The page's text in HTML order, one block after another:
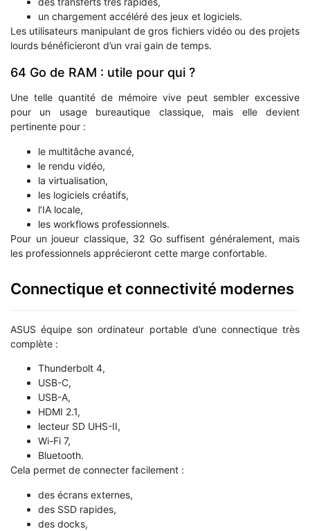
un chargement accéléré des jeux et logiciels.
Les utilisateurs manipulant de gros fichiers vidéo ou des projets
lourds bénéficieront d’un vrai gain de temps.
64 Go de RAM : utile pour qui ?
Une telle quantité de mémoire vive peut sembler excessive
pour un usage bureautique classique, mais elle devient
pertinente pour :
le multitâche avancé,
le rendu vidéo,
la virtualisation,
les logiciels créatifs,
l’IA locale,
les workflows professionnels.
Pour un joueur classique, 32 Go suffisent généralement, mais
les professionnels apprécieront cette marge confortable.
Connectique et connectivité modernes
ASUS équipe son ordinateur portable d’une connectique très
complète :
Thunderbolt 4,
USB-C,
USB-A,
HDMI 2.1,
lecteur SD UHS-II,
Wi-Fi 7,
Bluetooth.
Cela permet de connecter facilement :
des écrans externes,
des SSD rapides,
des docks,